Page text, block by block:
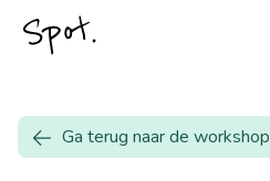
Ga terug naar de workshop